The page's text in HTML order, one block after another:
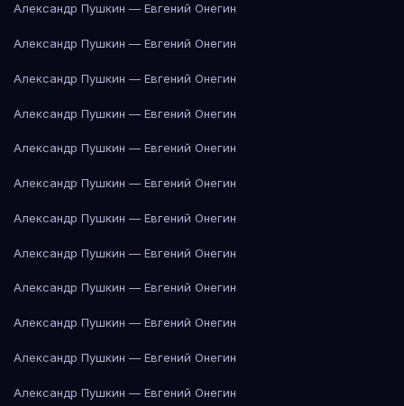
Александр Пушкин — Евгений Онегин
Александр Пушкин — Евгений Онегин
Александр Пушкин — Евгений Онегин
Александр Пушкин — Евгений Онегин
Александр Пушкин — Евгений Онегин
Александр Пушкин — Евгений Онегин
Александр Пушкин — Евгений Онегин
Александр Пушкин — Евгений Онегин
Александр Пушкин — Евгений Онегин
Александр Пушкин — Евгений Онегин
Александр Пушкин — Евгений Онегин
Александр Пушкин — Евгений Онегин